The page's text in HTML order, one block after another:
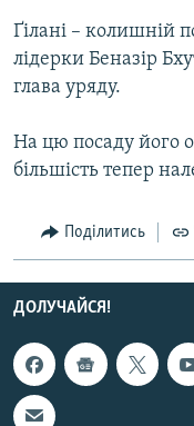
СПЕЦПРОЄКТИ
ПОДКАСТИ
РУС
КТАТ
ДОЛУЧАЙСЯ!
Ґілані – колишній
лідерки Беназір
глава уряду.
На цю посаду його
більшість тепер
Поділитись
ДОЛУЧАЙСЯ!